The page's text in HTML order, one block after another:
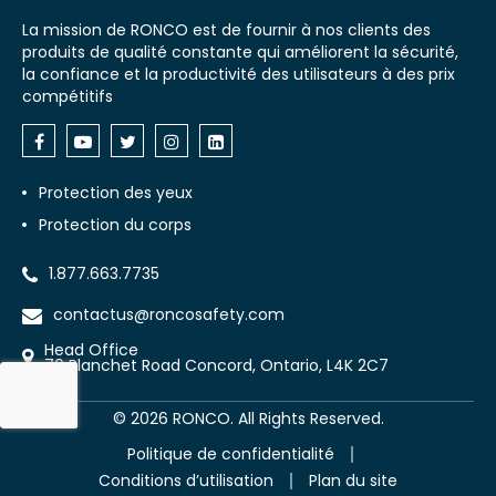
La mission de RONCO est de fournir à nos clients des
produits de qualité constante qui améliorent la sécurité,
la confiance et la productivité des utilisateurs à des prix
compétitifs
Protection des yeux
Protection du corps
1.877.663.7735
contactus@roncosafety.com
Head Office
70 Planchet Road Concord, Ontario, L4K 2C7
© 2026 RONCO. All Rights Reserved.
Politique de confidentialité
Conditions d’utilisation
Plan du site